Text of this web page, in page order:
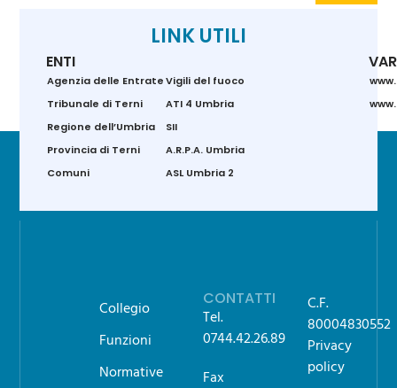
LINK UTILI
ENTI
Agenzia delle Entrate
Tribunale di Terni
Regione dell’Umbria
Provincia di Terni
Comuni
Vigili del fuoco
ATI 4 Umbria
SII
A.R.P.A. Umbria
ASL Umbria 2
Collegio
Funzioni
Normative
CONTATTI
Tel.
0744.42.26.89
Fax
C.F.
80004830552
Privacy
policy